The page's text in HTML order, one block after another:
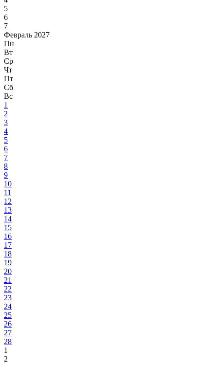
5
6
7
Февраль 2027
Пн
Вт
Ср
Чт
Пт
Сб
Вс
1
2
3
4
5
6
7
8
9
10
11
12
13
14
15
16
17
18
19
20
21
22
23
24
25
26
27
28
1
2